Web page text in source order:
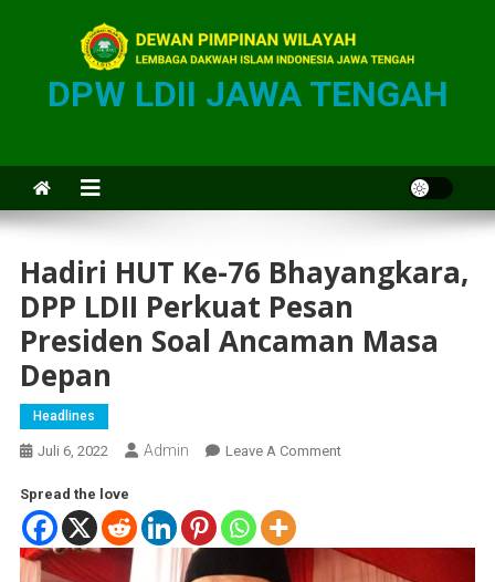
DPW LDII JAWA TENGAH
Hadiri HUT Ke-76 Bhayangkara,
DPP LDII Perkuat Pesan
Presiden Soal Ancaman Masa
Depan
Headlines
Juli 6, 2022 Admin Leave A Comment
Spread the love